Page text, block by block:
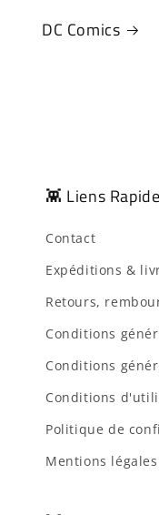
DC Comics
👾 Liens
Contact
Expéditions &
Retours,
Conditions
Conditions
Conditions
Politique de
Mentions légales